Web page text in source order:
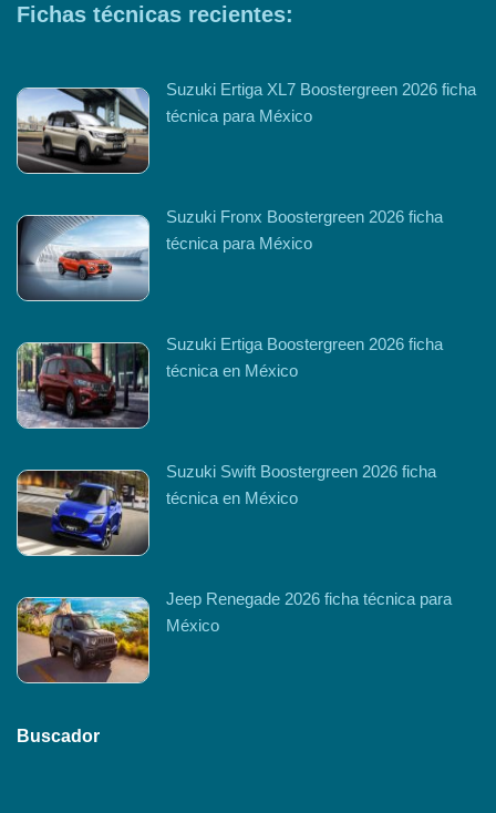
Fichas técnicas recientes:
Suzuki Ertiga XL7 Boostergreen 2026 ficha
técnica para México
Suzuki Fronx Boostergreen 2026 ficha
técnica para México
Suzuki Ertiga Boostergreen 2026 ficha
técnica en México
Suzuki Swift Boostergreen 2026 ficha
técnica en México
Jeep Renegade 2026 ficha técnica para
México
Buscador